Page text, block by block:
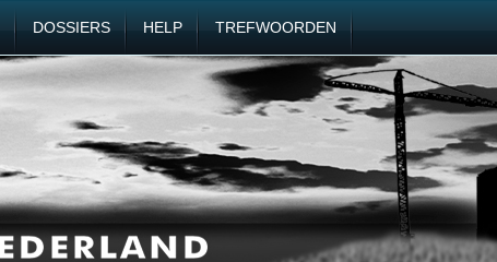
DOSSIERS HELP TREFWOORDEN